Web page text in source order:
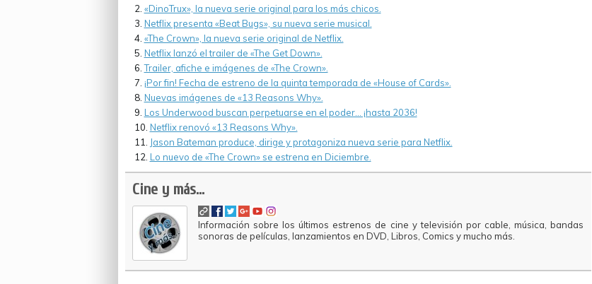
«DinoTrux», la nueva serie original para los más chicos.
Netflix presenta «Beat Bugs», su nueva serie musical.
«The Crown», la nueva serie original de Netflix.
Netflix lanzó el trailer de «The Get Down».
Trailer, afiche e imágenes de «The Crown».
¡Por fin! Fecha de estreno de la quinta temporada de «House of Cards».
Nuevas imágenes de «13 Reasons Why».
Los Underwood buscan perpetuarse en el poder… ¡hasta 2036!
Netflix renovó «13 Reasons Why».
Jason Bateman produce, dirige y protagoniza nueva serie para Netflix.
Lo nuevo de «The Crown» se estrena en Diciembre.
Cine y más...
Información sobre los últimos estrenos de cine y televisión por cable, música, bandas
sonoras de películas, lanzamientos en DVD, Libros, Comics y mucho más.